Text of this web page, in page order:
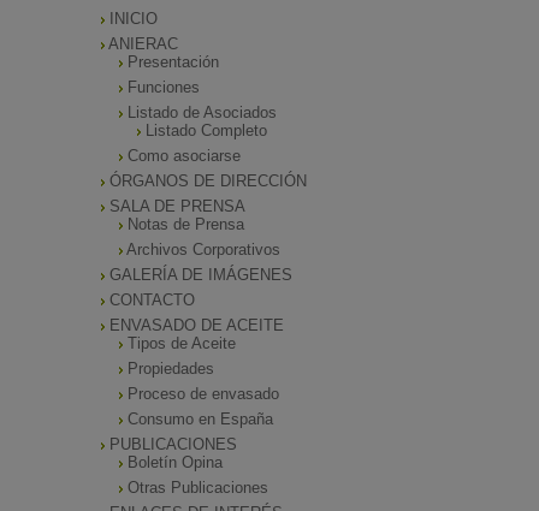
INICIO
ANIERAC
Presentación
Funciones
Listado de Asociados
Listado Completo
Como asociarse
ÓRGANOS DE DIRECCIÓN
SALA DE PRENSA
Notas de Prensa
Archivos Corporativos
GALERÍA DE IMÁGENES
CONTACTO
ENVASADO DE ACEITE
Tipos de Aceite
Propiedades
Proceso de envasado
Consumo en España
PUBLICACIONES
Boletín Opina
Otras Publicaciones